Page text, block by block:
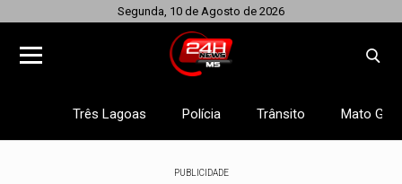
Segunda, 10 de Agosto de 2026
Três Lagoas Polícia Trânsito Mato
PUBLICIDADE